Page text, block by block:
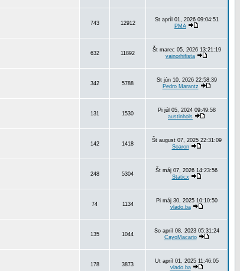
743 12912
St apríl 01, 2026 09:04:51
PMA
632 11892
Št marec 05, 2026 13:21:19
vajnorhifista
342 5788
St jún 10, 2026 22:58:39
Pedro Marantz
131 1530
Pi júl 05, 2024 09:49:58
austinhols
142 1418
Št august 07, 2025 22:31:09
Soaron
248 5304
Št máj 07, 2026 14:23:56
Staticx
74 1134
Pi máj 30, 2025 10:10:50
vlado.ba
135 1044
So apríl 08, 2023 05:31:24
CayoMacario
178 3873
Ut apríl 01, 2025 11:46:05
vlado.ba